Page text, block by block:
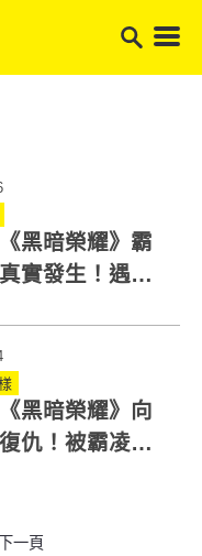
黑暗榮耀》霸
實發生！遇到
黑暗榮耀》向
仇！被霸凌怎
下一頁